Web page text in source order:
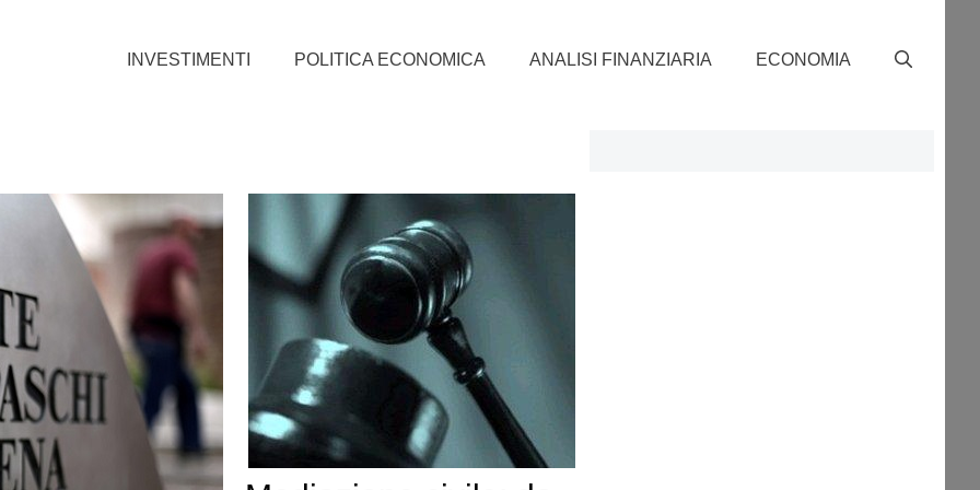
INVESTIMENTI POLITICA ECONOMICA ANALISI FINANZIARIA ECONOMIA